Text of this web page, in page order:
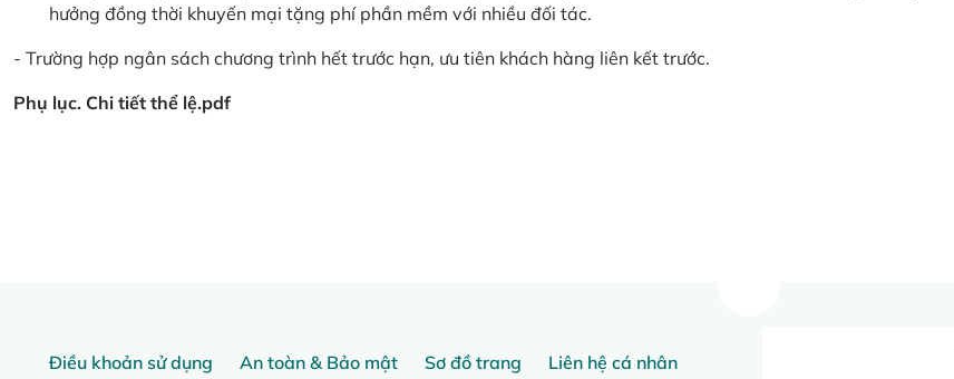
hưởng đồng thời khuyến mại tặng phí phần mềm với nhiều đối tác.
- Trường hợp ngân sách chương trình hết trước hạn, ưu tiên khách hàng liên kết trước.
Phụ lục. Chi tiết thể lệ.pdf
Điều khoản sử dụng An toàn & Bảo mật Sơ đồ trang
Liên hệ cá nhân